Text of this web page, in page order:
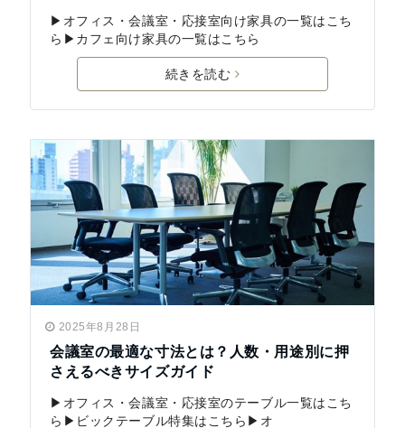
▶︎オフィス・会議室・応接室向け家具の一覧はこち
ら▶カフェ向け家具の一覧はこちら
続きを読む
2025年8月28日
会議室の最適な寸法とは？人数・用途別に押
さえるべきサイズガイド
▶オフィス・会議室・応接室のテーブル一覧はこち
ら▶ビックテーブル特集はこちら▶オ